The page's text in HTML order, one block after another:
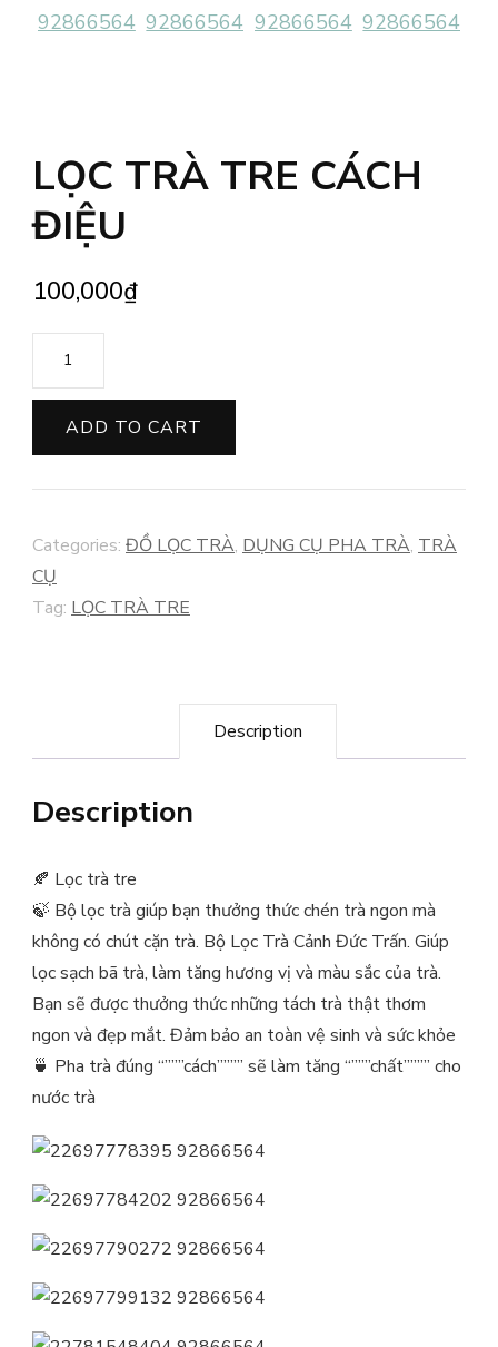
LỌC TRÀ TRE CÁCH
ĐIỆU
100,000₫
LỌC
TRÀ
TRE
CÁCH
ĐIỆU
ADD TO CART
Categories: ĐỒ LỌC TRÀ, DỤNG CỤ PHA TRÀ, TRÀ
CỤ
Tag: LỌC TRÀ TRE
Description
Description
🍂 Lọc trà tre
🍃 Bộ lọc trà giúp bạn thưởng thức chén trà ngon mà
không có chút cặn trà. Bộ Lọc Trà Cảnh Đức Trấn. Giúp
lọc sạch bã trà, làm tăng hương vị và màu sắc của trà.
Bạn sẽ được thưởng thức những tách trà thật thơm
ngon và đẹp mắt. Đảm bảo an toàn vệ sinh và sức khỏe
🍵 Pha trà đúng “”””cách”””” sẽ làm tăng “”””chất”””” cho
nước trà